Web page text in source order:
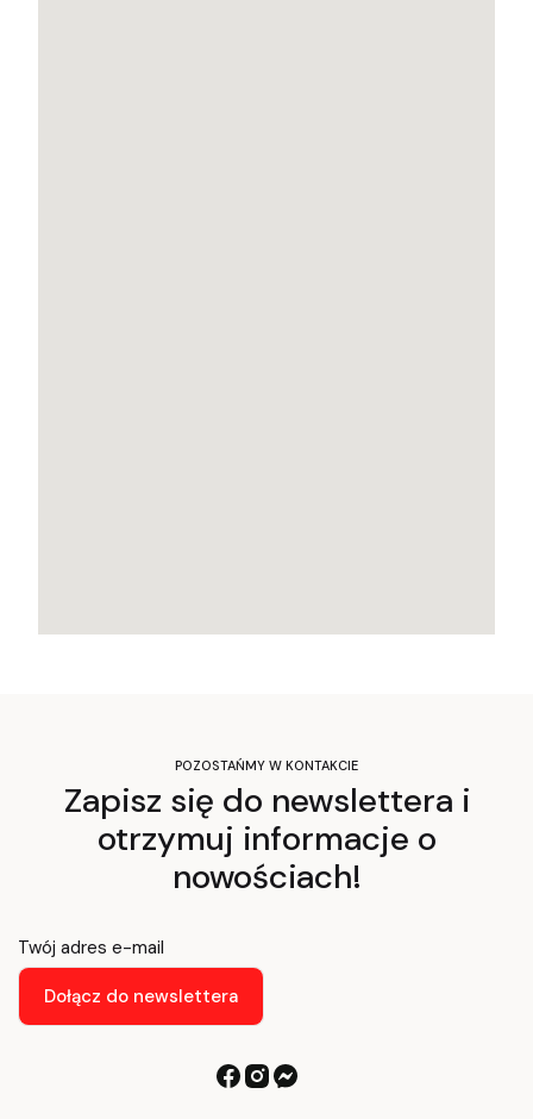
POZOSTAŃMY W KONTAKCIE
Zapisz się do newslettera i
otrzymuj informacje o
nowościach!
Twój adres e-mail
Dołącz do newslettera